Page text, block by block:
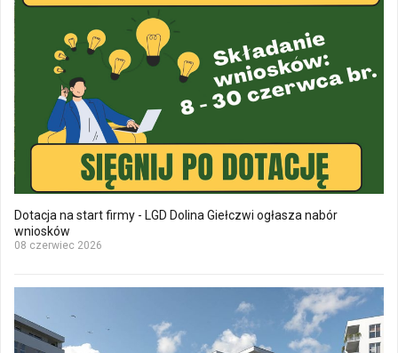
Dotacja na start firmy - LGD Dolina Giełczwi ogłasza nabór
wniosków
08 czerwiec 2026